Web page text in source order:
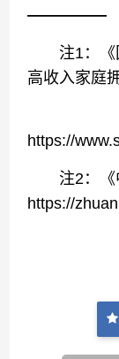
—————
注1：《国
高收入家庭
https://
注2：《中
https://